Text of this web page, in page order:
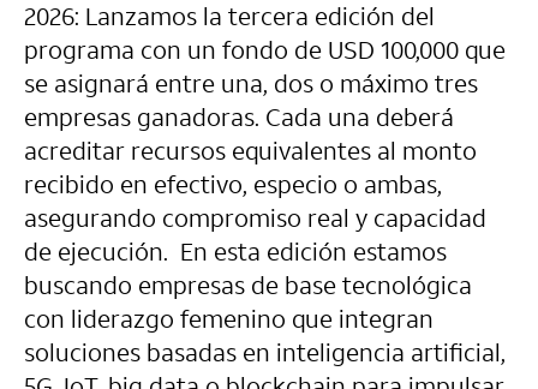
2026: Lanzamos la tercera edición del
programa con un fondo de USD 100,000 que
se asignará entre una, dos o máximo tres
empresas ganadoras. Cada una deberá
acreditar recursos equivalentes al monto
recibido en efectivo, especio o ambas,
asegurando compromiso real y capacidad
de ejecución. En esta edición estamos
buscando empresas de base tecnológica
con liderazgo femenino que integran
soluciones basadas en inteligencia artificial,